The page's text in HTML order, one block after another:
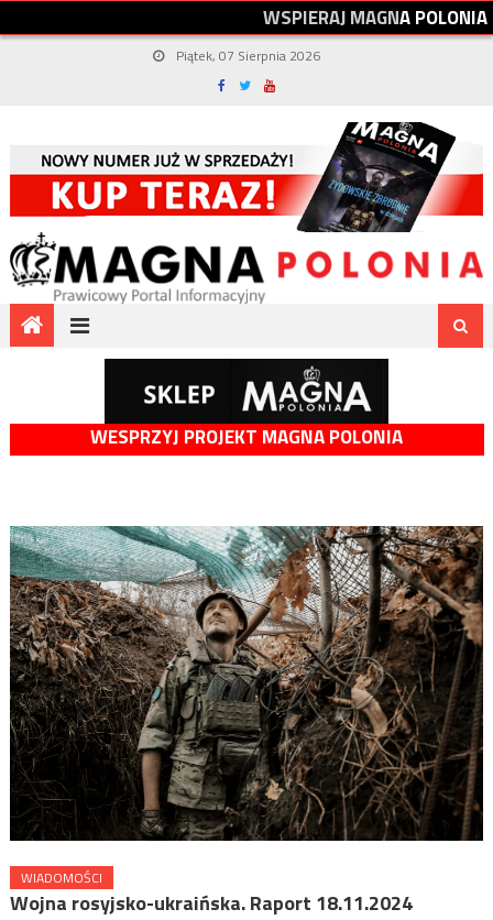
WSPIERAJMAGNAPOLONIA
Piątek, 07 Sierpnia 2026
WESPRZYJ PROJEKT MAGNA POLONIA
WIADOMOŚCI
Wojna rosyjsko-ukraińska. Raport 18.11.2024